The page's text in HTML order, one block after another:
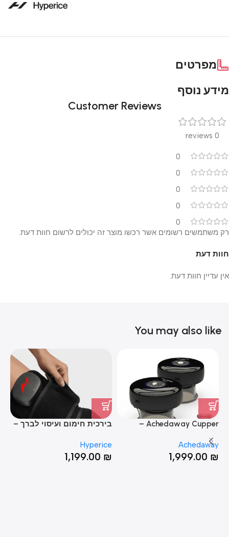
מפרטים
מידע נוסף
Customer Reviews
0 reviews
0
0
0
0
0
חוות דעת
אין עדיין חוות דעת.
רק משתמשים רשומים אשר רכשו מוצר זה יכולים לרשום חוות דעת.
You may also like
Achedaway Cupper –
רוח ועיסוי עמוק (זוג)
Achedaway
1,999.00 ₪
בירכית חימום ועיסוי לברך –
Hyperice
1,199.00 ₪